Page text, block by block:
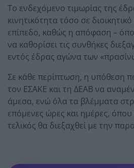
Το ενδεχόμενο τιμωρίας της
κινητικότητα τόσο σε
επίπεδο, καθώς η απόφαση –
να καθορίσει τις συνθήκες
εντός έδρας αγώνα των
Σε κάθε περίπτωση, η υπόθεση
τον ΕΣΑΚΕ και τη ΔΕΑΒ να
άμεσα, ενώ όλα τα βλέμματα
επόμενες ώρες και ημέρες, όπου
τελικός θα διεξαχθεί με την